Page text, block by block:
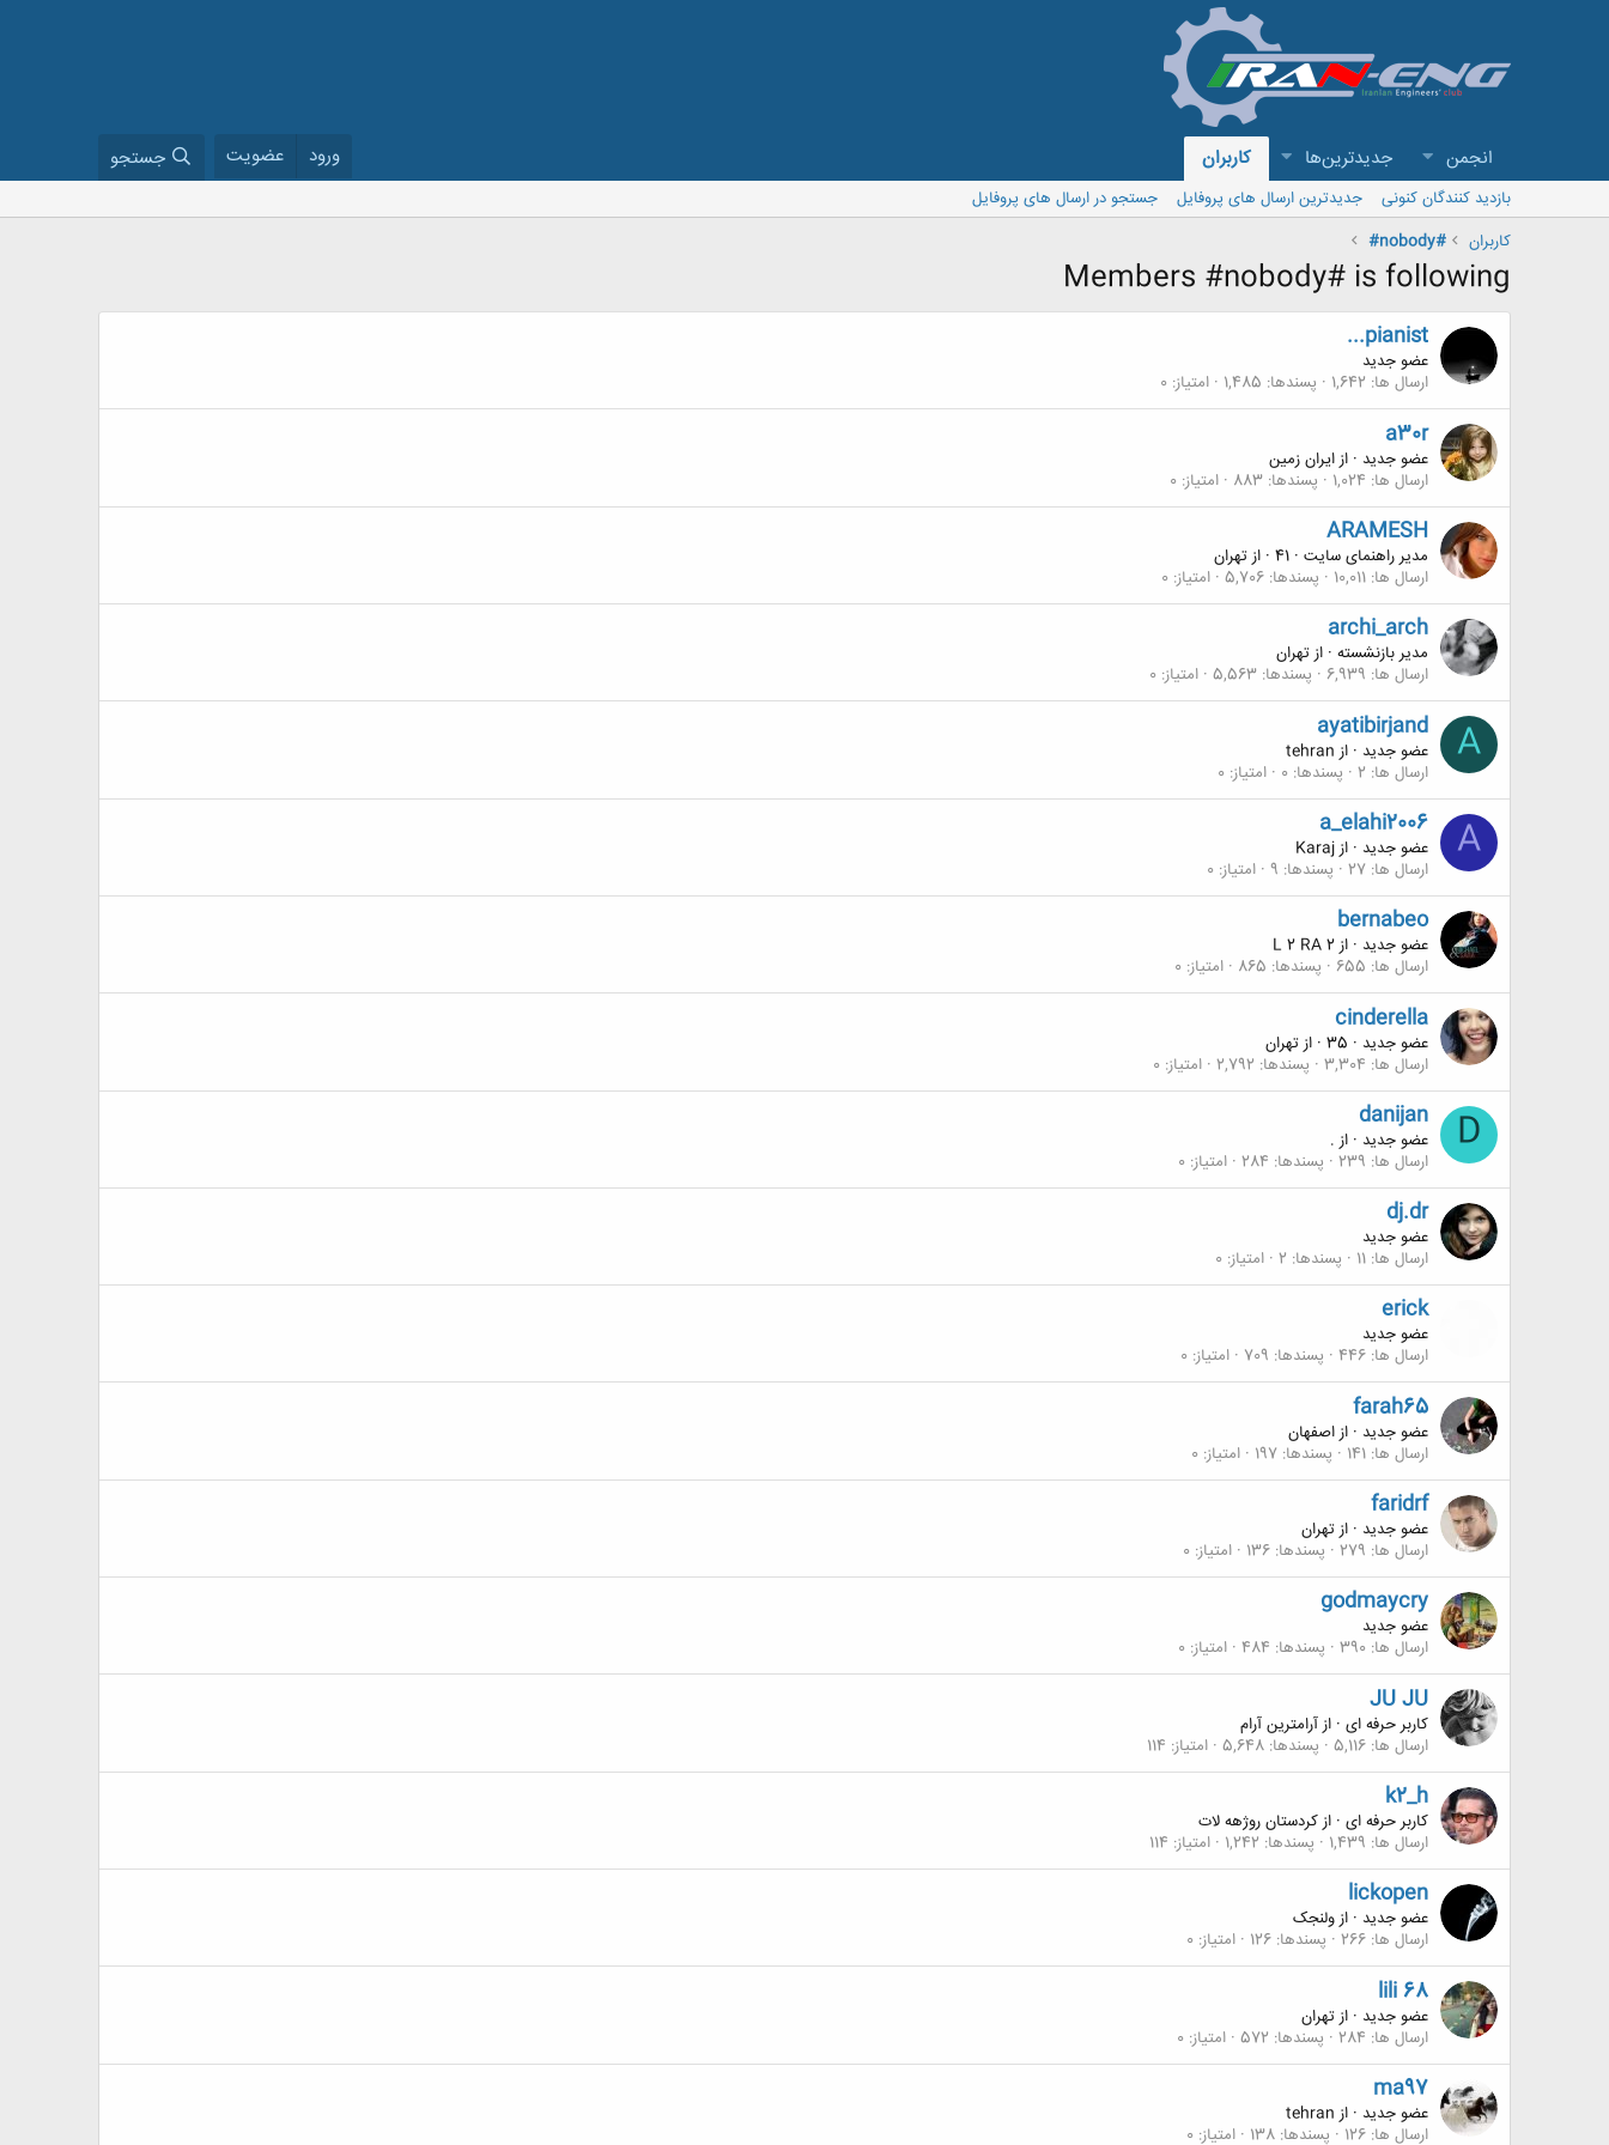
انجمن جدیدترین‌ها کاربران ورود عضویت جستجو
بازدید کنندگان کنونی جدیدترین ارسال های پروفایل
جستجو در ارسال های پروفایل
کاربران
#nobody#
Members #nobody# is following
...pianist
عضو جدید
ارسال ها 1,642 پسندها 1,485 امتیاز 0
a30r
عضو جدید · ازايران زمين
ارسال ها 1,024 پسندها 883 امتیاز 0
ARAMESH
مدیر راهنمای سایت ·
· ازتهران
ارسال ها 10,011 پسندها 5,706 امتیاز 0
archi_arch
مدیر بازنشسته · ازتهران
ارسال ها 6,939 پسندها 5,563 امتیاز 0
A
ayatibirjand
عضو جدید · از tehran
ارسال ها 2 پسندها 0 امتیاز 0
A
a_elahi2006
عضو جدید · ازKaraj
ارسال ها 27 پسندها 9 امتیاز 0
bernabeo
عضو جدید · ازL 2 RA 2
ارسال ها 655 پسندها 865 امتیاز 0
cinderella
عضو جدید ·
· ازتهران
ارسال ها 3,304 پسندها 2,792 امتیاز 0
D
danijan
عضو جدید · از .
ارسال ها 239 پسندها 284 امتیاز 0
dj.dr
عضو جدید
ارسال ها 11 پسندها 2 امتیاز 0
erick
عضو جدید
ارسال ها 446 پسندها 709 امتیاز 0
farah65
عضو جدید · ازاصفهان
ارسال ها 141 پسندها 197 امتیاز 0
faridrf
عضو جدید · ازتهران
ارسال ها 279 پسندها 136 امتیاز 0
godmaycry
عضو جدید
ارسال ها 390 پسندها 484 امتیاز 0
JU JU
کاربر حرفه ای · ازآرامترین آرام
ارسال ها 5,116 پسندها 5,648 امتیاز 114
k2_h
کاربر حرفه ای · ازکردستان روژهه لات
ارسال ها 1,439 پسندها 1,242 امتیاز 114
lickopen
عضو جدید · ازولنجک
ارسال ها 266 پسندها 126 امتیاز 0
lili 68
عضو جدید · ازتهران
ارسال ها 284 پسندها 572 امتیاز 0
ma97
عضو جدید · از tehran
ارسال ها 126 پسندها 138 امتیاز 0